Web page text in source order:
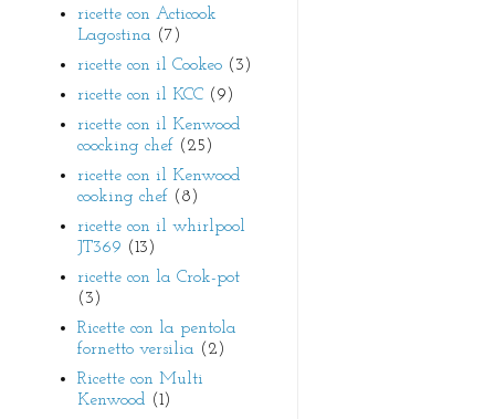
ricette con Acticook
Lagostina (7)
ricette con il Cookeo (3)
ricette con il KCC (9)
ricette con il Kenwood
coocking chef (25)
ricette con il Kenwood
cooking chef (8)
ricette con il whirlpool
JT369 (13)
ricette con la Crok-pot
(3)
Ricette con la pentola
fornetto versilia (2)
Ricette con Multi
Kenwood (1)